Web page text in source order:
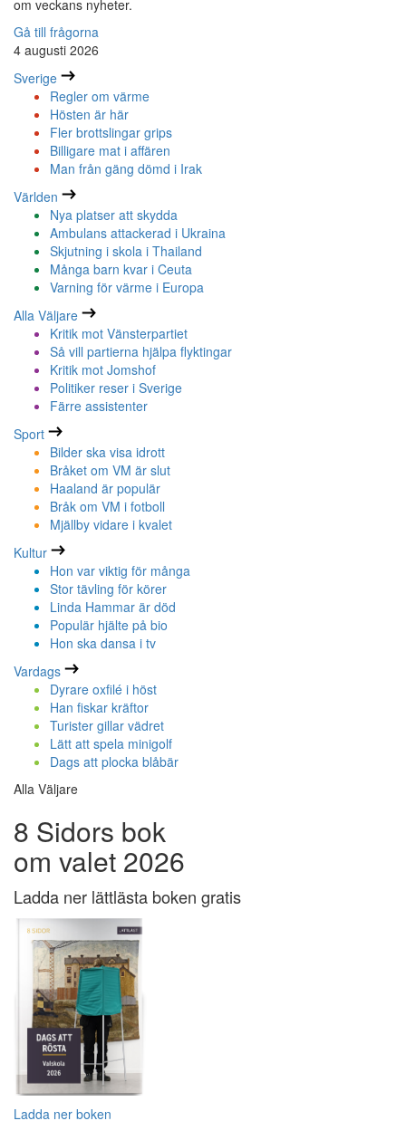
om veckans nyheter.
Gå till frågorna
4 augusti 2026
Sverige
Regler om värme
Hösten är här
Fler brottslingar grips
Billigare mat i affären
Man från gäng dömd i Irak
Världen
Nya platser att skydda
Ambulans attackerad i Ukraina
Skjutning i skola i Thailand
Många barn kvar i Ceuta
Varning för värme i Europa
Alla Väljare
Kritik mot Vänsterpartiet
Så vill partierna hjälpa flyktingar
Kritik mot Jomshof
Politiker reser i Sverige
Färre assistenter
Sport
Bilder ska visa idrott
Bråket om VM är slut
Haaland är populär
Bråk om VM i fotboll
Mjällby vidare i kvalet
Kultur
Hon var viktig för många
Stor tävling för körer
Linda Hammar är död
Populär hjälte på bio
Hon ska dansa i tv
Vardags
Dyrare oxfilé i höst
Han fiskar kräftor
Turister gillar vädret
Lätt att spela minigolf
Dags att plocka blåbär
Alla Väljare
8 Sidors bok
om valet 2026
Ladda ner lättlästa boken gratis
Ladda ner boken